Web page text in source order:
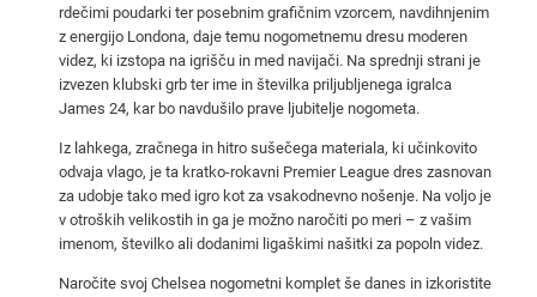
rdečimi poudarki ter posebnim grafičnim vzorcem, navdihnjenim
z energijo Londona, daje temu nogometnemu dresu moderen
videz, ki izstopa na igrišču in med navijači. Na sprednji strani je
izvezen klubski grb ter ime in številka priljubljenega igralca
James 24, kar bo navdušilo prave ljubitelje nogometa.
Iz lahkega, zračnega in hitro sušečega materiala, ki učinkovito
odvaja vlago, je ta kratko-rokavni Premier League dres zasnovan
za udobje tako med igro kot za vsakodnevno nošenje. Na voljo je
v otroških velikostih in ga je možno naročiti po meri – z vašim
imenom, številko ali dodanimi ligaškimi našitki za popoln videz.
Naročite svoj Chelsea nogometni komplet še danes in izkoristite